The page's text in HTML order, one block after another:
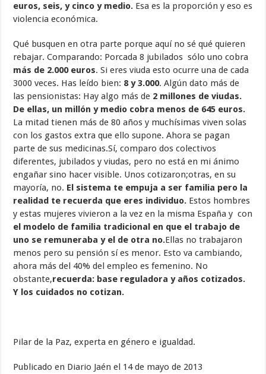
euros, seis, y cinco y medio. Esa es la proporción y eso es
violencia económica.
Qué busquen en otra parte porque aquí no sé qué quieren
rebajar. Comparando: Porcada 8 jubilados sólo uno cobra
más de 2.000 euros. Si eres viuda esto ocurre una de cada
3000 veces. Has leído bien: 8 y 3.000. Algún dato más de
las pensionistas: Hay algo más de 2 millones de viudas.
De ellas, un millón y medio cobra menos de 645 euros.
La mitad tienen más de 80 años y muchísimas viven solas
con los gastos extra que ello supone. Ahora se pagan
parte de sus medicinas.Sí, comparo dos colectivos
diferentes, jubilados y viudas, pero no está en mi ánimo
engañar sino hacer visible. Unos cotizaron;otras, en su
mayoría, no. El sistema te empuja a ser familia pero la
realidad te recuerda que eres individuo. Estos hombres
y estas mujeres vivieron a la vez en la misma España y con
el modelo de familia tradicional en que el trabajo de
uno se remuneraba y el de otra no.Ellas no trabajaron
menos pero su pensión sí es menor. Esto va cambiando,
ahora más del 40% del empleo es femenino. No
obstante,recuerda: base reguladora y años cotizados.
Y los cuidados no cotizan.
Pilar de la Paz, experta en género e igualdad.
Publicado en Diario Jaén el 14 de mayo de 2013